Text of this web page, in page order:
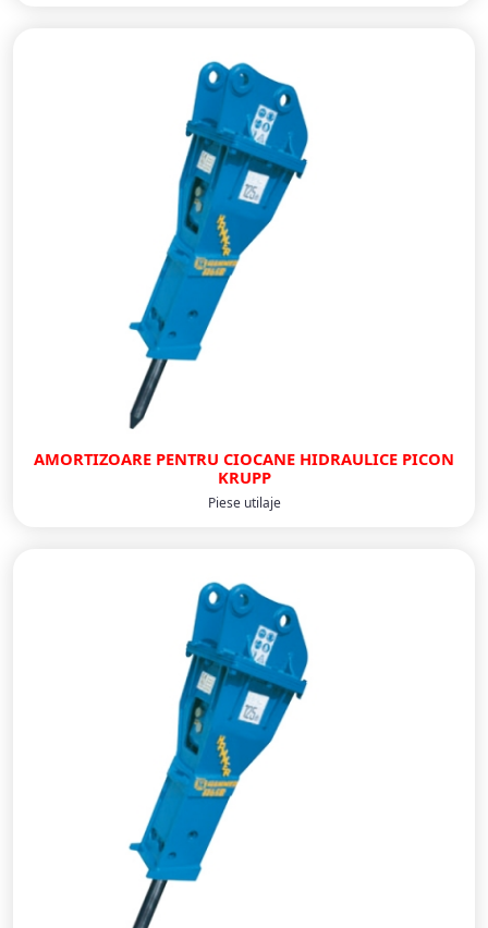
AMORTIZOARE PENTRU CIOCANE HIDRAULICE PICON
KRUPP
Piese utilaje